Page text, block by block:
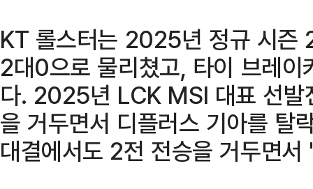
KT 롤스터는 2025년 정규 시즌
2대0으로 물리쳤고, 타이 브레
다. 2025년 LCK MSI 대표 선발
을 거두면서 디플러스 기아를 탈
대결에서도 2전 전승을 거두면